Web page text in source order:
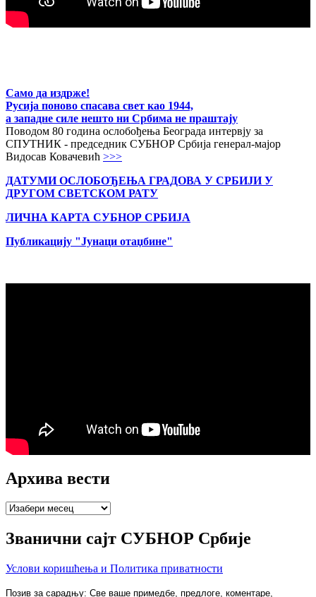
Само да издрже!
Русија поново спасава свет као 1944,
а западне силе нешто ни Србима не праштају
Поводом 80 година ослобођења Београда интервју за
СПУТНИК - председник СУБНОР Србија генерал-мајор
Видосав Ковачевић >>>
ДАТУМИ ОСЛОБОЂЕЊА ГРАДОВА У СРБИЈИ У
ДРУГОМ СВЕТСКОМ РАТУ
ЛИЧНА КАРТА СУБНОР СРБИЈА
Публикацију "Јунаци отаџбине"
Архива вести
Архива
Званични сајт СУБНОР Србије
Услови коришћења и Политика приватности
Позив за сарадњу: Све ваше примедбе, предлоге, коментаре,